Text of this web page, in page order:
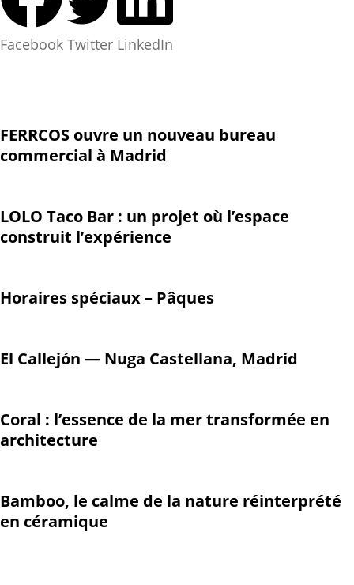
Facebook Twitter LinkedIn
FERRCOS ouvre un nouveau bureau
commercial à Madrid
LOLO Taco Bar : un projet où l’espace
construit l’expérience
Horaires spéciaux – Pâques
El Callejón — Nuga Castellana, Madrid
Coral : l’essence de la mer transformée en
architecture
Bamboo, le calme de la nature réinterprété
en céramique